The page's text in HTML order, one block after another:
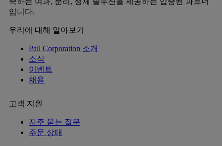
입니다.
우리에 대해 알아보기
Pall Corporation 소개
소식
이벤트
채용
고객 지원
자주 묻는 질문
주문 상태